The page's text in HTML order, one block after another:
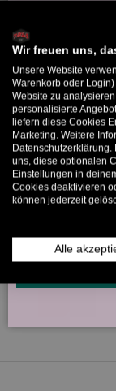
5330
Bis zu 11%
5% ab
E-Mail
INFOS
KLICK
Wir freuen uns,
Unsere Website
Warenkorb oder
Website zu
personalisierte
liefern diese Cookies
Marketing. Weitere
Datenschutzerklärung.
uns, diese optionalen
Einstellungen in
Cookies deaktivieren
können jederzeit
Alle